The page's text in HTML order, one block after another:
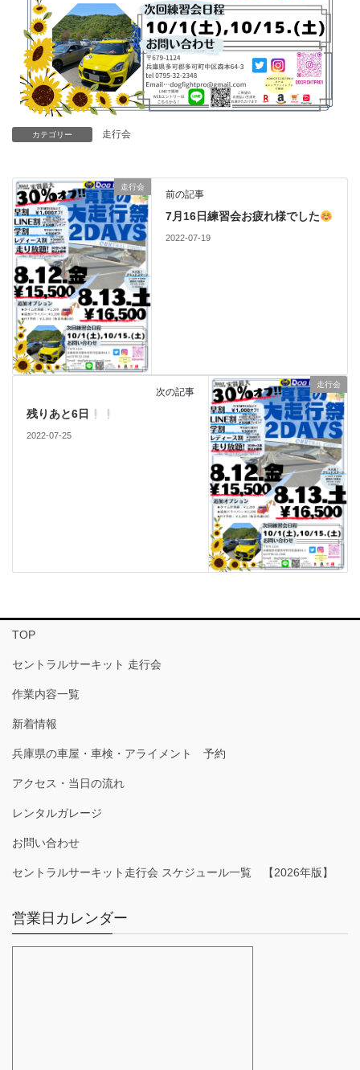
カテゴリー 走行会
走行会
前の記事
7月16日練習会お疲れ様でした
2022-07-19
走行会
次の記事
残りあと6日
2022-07-25
TOP
セントラルサーキット 走行会
作業内容一覧
新着情報
兵庫県の車屋・車検・アライメント 予約
アクセス・当日の流れ
レンタルガレージ
お問い合わせ
セントラルサーキット走行会 スケジュール一覧 【2026年版】
営業日カレンダー